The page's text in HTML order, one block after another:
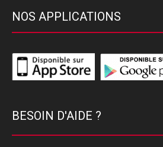
NOS APPLICATIONS
BESOIN D'AIDE ?